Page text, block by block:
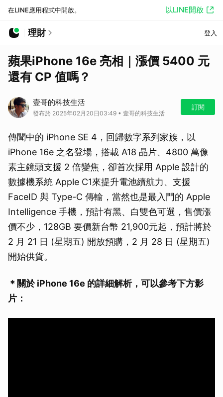
在LINE應用程式中開啟。 以LINE開啟
理財 登入
蘋果iPhone 16e 亮相｜漲價 5400 元
還有 CP 值嗎？
壹哥的科技生活
發布於 2025年02月20日03:49 • 壹哥的科技生活
訂閱
傳聞中的 iPhone SE 4，回歸數字系列家族，以
iPhone 16e 之名登場，搭載 A18 晶片、4800 萬像
素主鏡頭支援 2 倍變焦，卻首次採用 Apple 設計的
數據機系統 Apple C1來提升電池續航力、支援
FaceID 與 Type-C 傳輸，當然也是最入門的 Apple
Intelligence 手機，預計有黑、白雙色可選，售價漲
價不少，128GB 要價新台幣 21,900元起，預計將於
2 月 21 日 (星期五) 開放預購，2 月 28 日 (星期五)
開始供貨。
＊關於 iPhone 16e 的詳細解析，可以參考下方影
片：